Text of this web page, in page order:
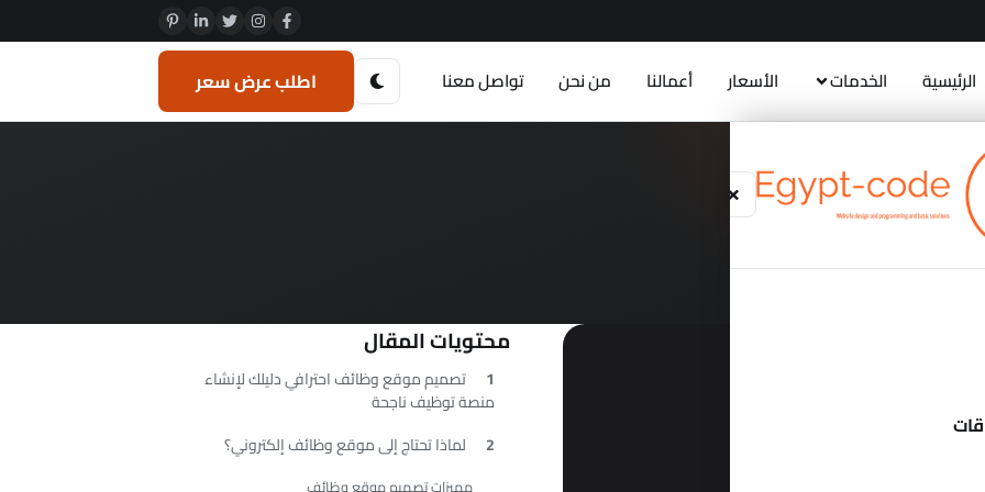
الرئيسية الخدمات الأسعار أعمالنا من نحن تواصل معنا اطلب عرض سعر
محتويات المقال
تصميم موقع وظائف احترافي دليلك لإنشاء
منصة توظيف ناجحة
لماذا تحتاج إلى موقع وظائف إلكتروني؟
مميزات تصميم موقع وظائف